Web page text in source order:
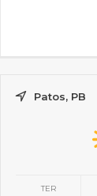
Patos, PB
TER